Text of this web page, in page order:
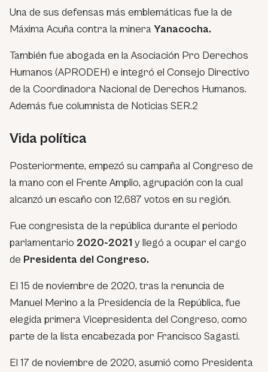
Una de sus defensas más emblemáticas fue la de
Máxima Acuña contra la minera Yanacocha.
También fue abogada en la Asociación Pro Derechos
Humanos (APRODEH) e integró el Consejo Directivo
de la Coordinadora Nacional de Derechos Humanos.
Además fue columnista de Noticias SER.2​
Vida política
Posteriormente, empezó su campaña al Congreso de
la mano con el Frente Amplio, agrupación con la cual
alcanzó un escaño con 12,687 votos en su región.
Fue congresista de la república durante el periodo
parlamentario 2020-2021 y llegó a ocupar el cargo
de Presidenta del Congreso.
El 15 de noviembre de 2020, tras la renuncia de
Manuel Merino a la Presidencia de la República, fue
elegida primera Vicepresidenta del Congreso, como
parte de la lista encabezada por Francisco Sagasti.
El 17 de noviembre de 2020, asumió como Presidenta